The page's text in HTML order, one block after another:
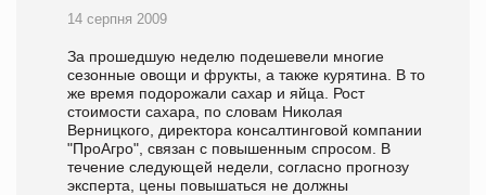
14 серпня 2009
За прошедшую неделю подешевели многие
сезонные овощи и фрукты, а также курятина. В то
же время подорожали сахар и яйца. Рост
стоимости сахара, по словам Николая
Верницкого, директора консалтинговой компании
"ПроАгро", связан с повышенным спросом. В
течение следующей недели, согласно прогнозу
эксперта, цены повышаться не должны